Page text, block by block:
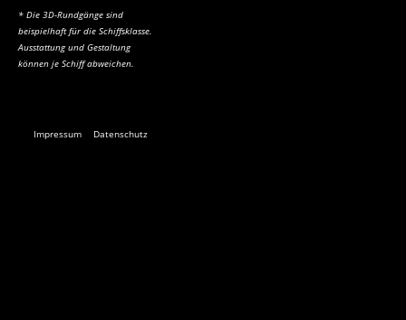
* Die 3D-Rundgänge sind
beispielhaft für die Schiffsklasse.
Ausstattung und Gestaltung
können je Schiff abweichen.
Impressum Datenschutz